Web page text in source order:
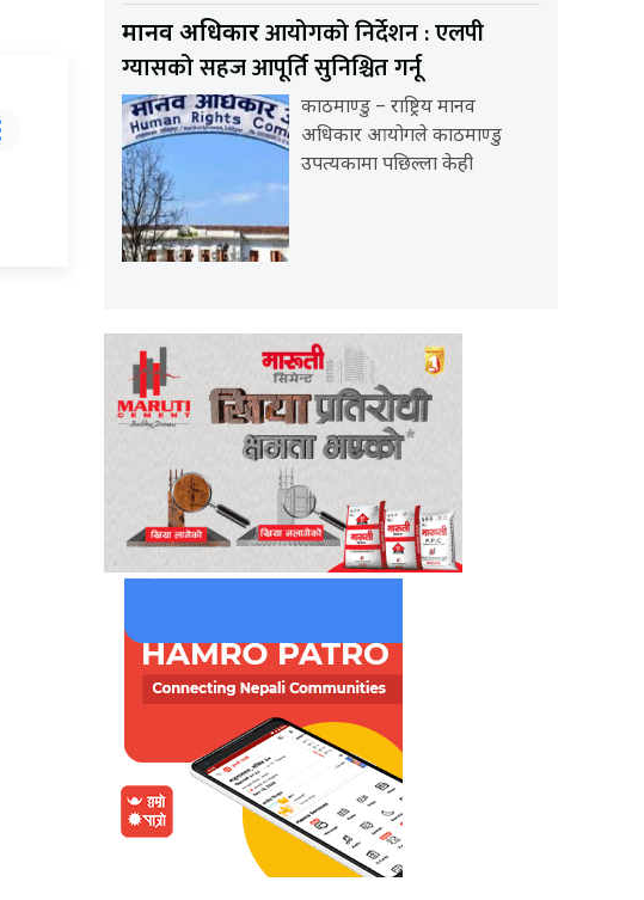
मानव अधिकारआयोगको निर्देशन : एलपी
ग्यासको सहज आपूर्ति सुनिश्चित गर्नू
काठमाण्डु – राष्ट्रिय मानव
अधिकार आयोगले काठमाण्डु
उपत्यकामा पछिल्ला केही